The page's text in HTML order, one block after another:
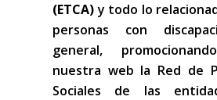
(ETCA)y todo lo
personas con
general,
nuestra web la Red de
Sociales de las